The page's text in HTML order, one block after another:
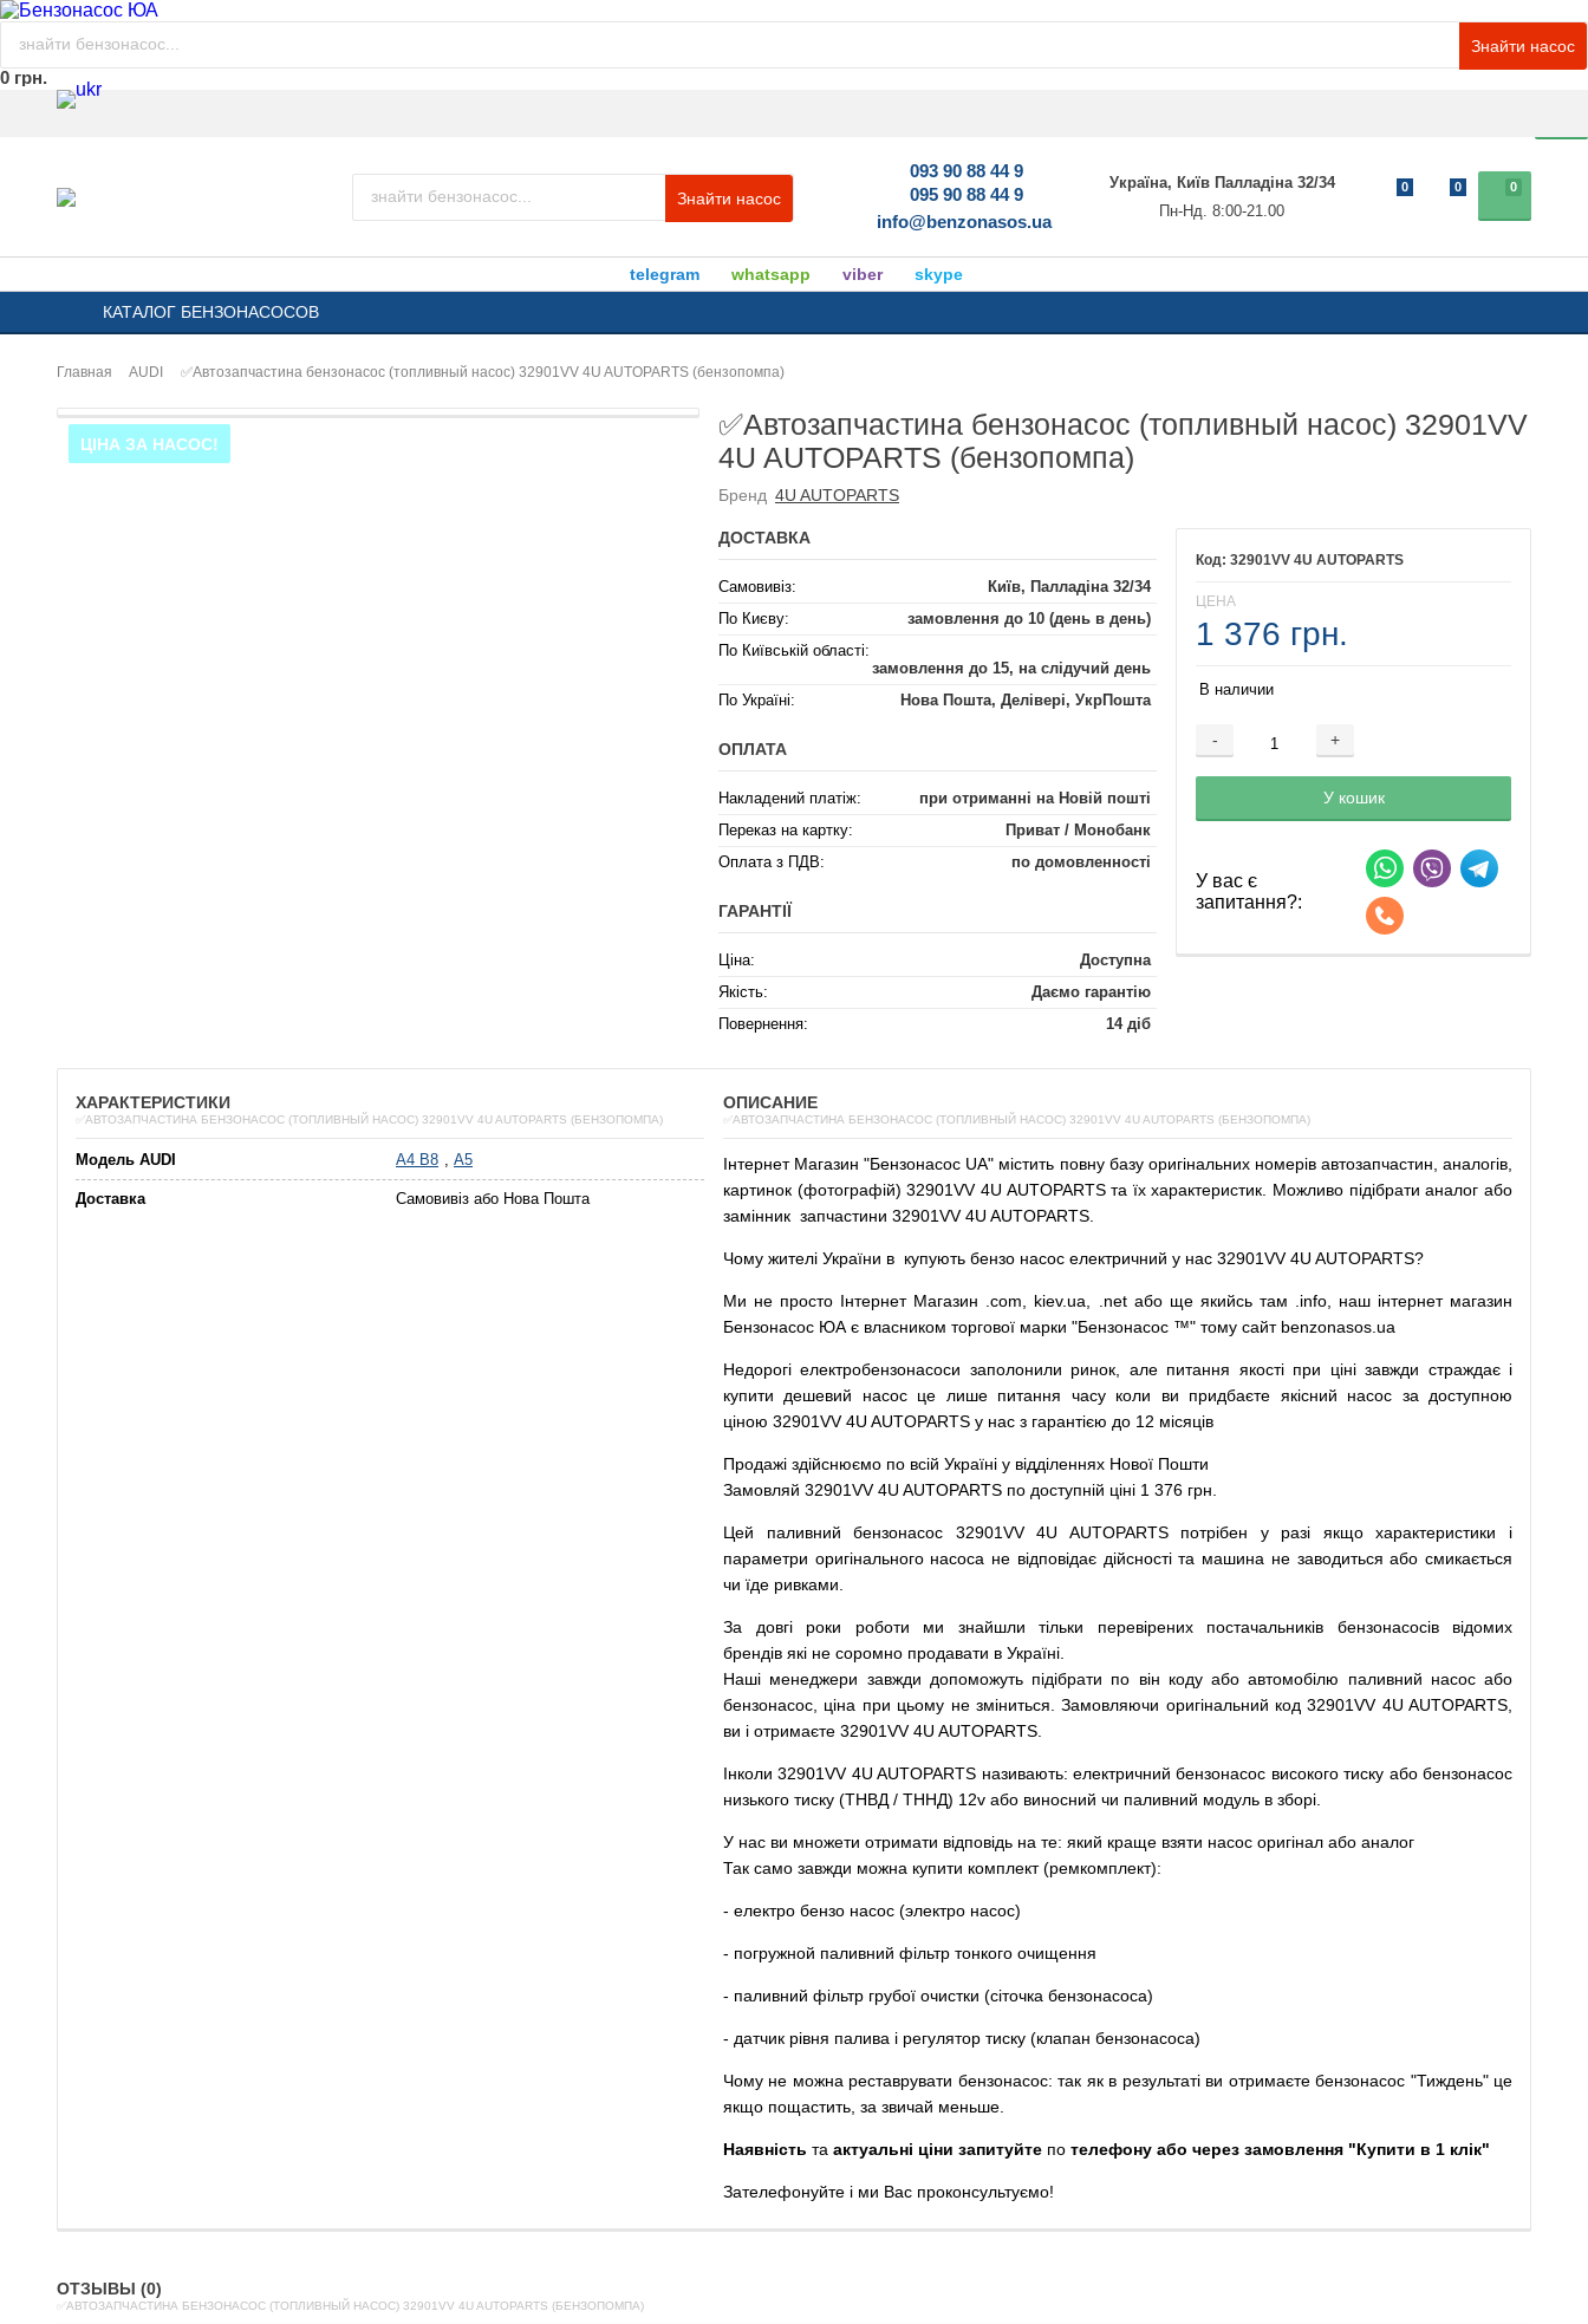
Знайти насос
0 грн.
Знайти насос
093 90 88 44 9
095 90 88 44 9
info@benzonasos.ua
Україна, Київ Палладіна 32/34
Пн-Нд. 8:00-21.00
0
0 0
telegram whatsapp viber
skype
КАТАЛОГ БЕНЗОНАСОСОВ
Главная AUDI ✅Автозапчастина бензонасос (топливный насос) 32901VV 4U AUTOPARTS (бензопомпа)
ЦІНА ЗА НАСОС!
✅Автозапчастина бензонасос (топливный насос) 32901VV
4U AUTOPARTS (бензопомпа)
Бренд 4U AUTOPARTS
32901VV 4U AUTOPARTS
ЦЕНА
1 376 грн.
В наличии
- +
Добавляется...
У кошик
Добавлен
У вас є
запитання?:
ДОСТАВКА
Самовивіз:
Київ, Палладіна 32/34
По Києву:
замовлення до 10 (день в день)
По Київській області:
замовлення до 15, на слідучий день
По Україні:
Нова Пошта, Делівері, УкрПошта
ОПЛАТА
Накладений платіж:
при отриманні на Новій пошті
Переказ на картку:
Приват / Монобанк
Оплата з ПДВ:
по домовленності
ГАРАНТІЇ
Ціна:
Доступна
Якість:
Даємо гарантію
Повернення:
14 діб
ХАРАКТЕРИСТИКИ
✅АВТОЗАПЧАСТИНА БЕНЗОНАСОС (ТОПЛИВНЫЙ НАСОС) 32901VV 4U AUTOPARTS (БЕНЗОПОМПА)
Модель AUDI A4 B8 , A5
Доставка Самовивіз або Нова Пошта
ОПИСАНИЕ
✅АВТОЗАПЧАСТИНА БЕНЗОНАСОС (ТОПЛИВНЫЙ НАСОС) 32901VV 4U AUTOPARTS (БЕНЗОПОМПА)
Інтернет Магазин "Бензонасос UA" містить повну базу оригінальних номерів автозапчастин аналогів
картинок (фотографій)32901VV 4U AUTOPARTS та їх характеристик. Можливо підібрати аналог або
замінник запчастини 32901VV 4U AUTOPARTS.
Чому жителі України в купують бензо насос електричний у нас 32901VV 4U AUTOPARTS?
Ми не просто Інтернет Магазин .com kiev.ua .net або ще якийсь там .info, наш інтернет магазин
Бензонасос ЮА є власником торгової марки "Бензонасос ™" тому сайт benzonasos.ua
Недорогі електробензонасоси заполонили ринок але питання якості при ціні завжди страждає і
купити
дешевий насос це лише питання часу коли ви придбаєте якісний насос за доступною
ціною 32901VV 4U AUTOPARTS у нас з гарантією до 12 місяців
Продажі здійснюємо по всій Україні у відділеннях Нової Пошти
Замовляй 32901VV 4U AUTOPARTS по доступній ціні 1 376 грн.
Цей паливний бензонасос 32901VV 4U AUTOPARTS потрібен у разі якщо характеристики
і
параметри оригінального насоса не відповідає дійсності та машина не заводиться або смикається
чи їде ривками
За довгі роки роботи ми знайшли тільки перевірених постачальників
бензонасосів відомих
брендів які не соромно продавати в Україні.
Наші менеджери завжди допоможуть підібрати по він коду або автомобілю паливний насос або
бензонасос
ціна при цьому не зміниться Замовляючи оригінальний код32901VV 4U AUTOPARTS,
ви і отримаєте 32901VV 4U AUTOPARTS.
Інколи 32901VV 4U AUTOPARTS називають: електричний бензонасос високого тиску або бензонасос
низького тиску (ТНВД / ТННД) 12v або виносний чи паливний модуль в зборі
У нас ви множети отримати відповідь на те: який краще взяти насос оригінал або аналог
Так само завжди можна купити комплект (ремкомплект):
- електро бензо насос (электро насос)
- погружной паливний фільтр тонкого очищення
- паливний фільтр грубої очистки (сіточка бензонасоса)
- датчик рівня палива і регулятор тиску (клапан бензонасоса)
Чому не можна реставрувати бензонасос: так як в результаті ви отримаєте бензонасос "Тиждень" це
якщо пощастить, за звичай меньше.
Наявність та актуальні ціни запитуйте по телефону або через замовлення "Купити в 1 клік"
Зателефонуйте і ми Вас проконсультуємо!
ОТЗЫВЫ (0)
✅АВТОЗАПЧАСТИНА БЕНЗОНАСОС (ТОПЛИВНЫЙ НАСОС) 32901VV 4U AUTOPARTS (БЕНЗОПОМПА)